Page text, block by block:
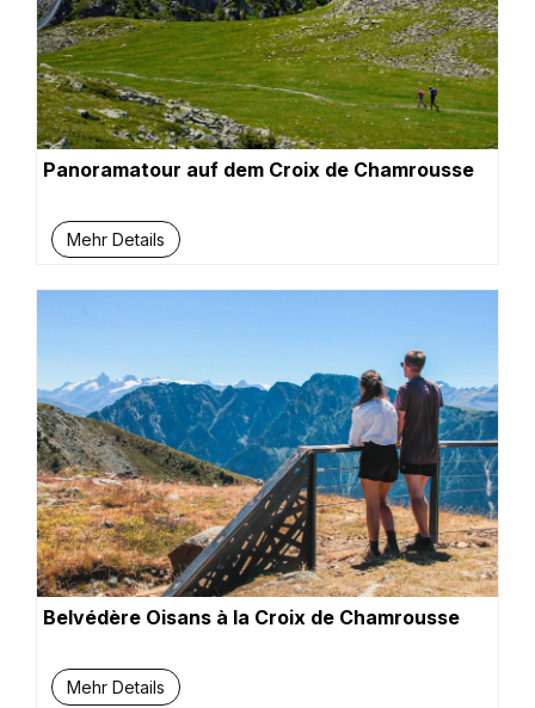
Panoramatour auf dem Croix de Chamrousse
Mehr Details
Belvédère Oisans à la Croix de Chamrousse
Mehr Details